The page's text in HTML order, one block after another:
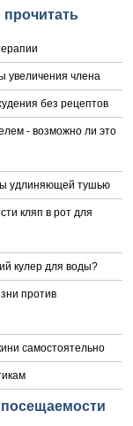
увеличения члена
без рецептов
- возможно ли это
удлиняющей тушью
кляп в рот для
кулер для воды?
против
самостоятельно